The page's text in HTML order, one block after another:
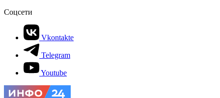
Соцсети
Vkontakte
Telegram
Youtube